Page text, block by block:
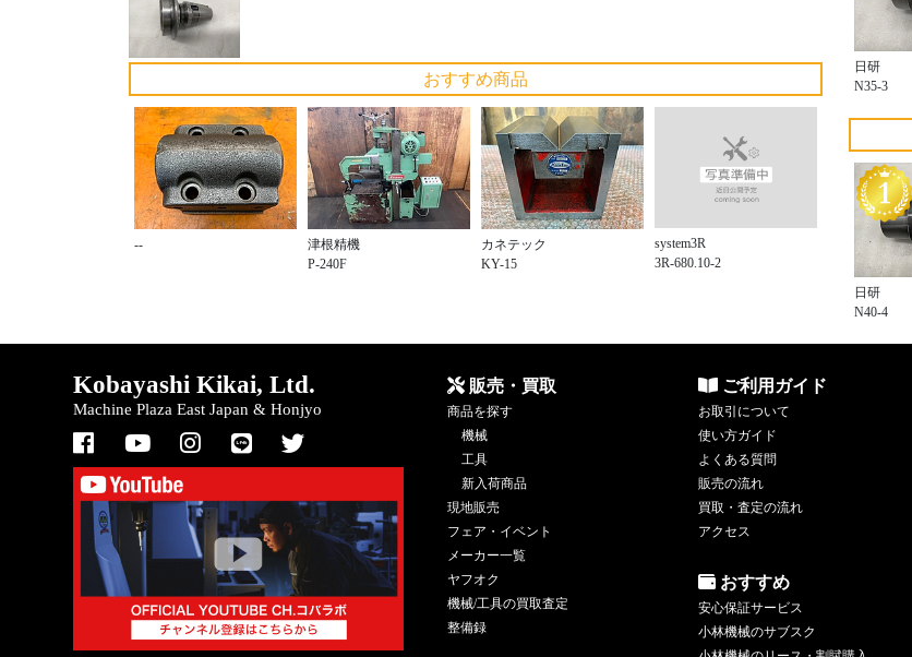
おすすめ商品
--
津根精機
P-240F
カネテック
KY-15
system3R
3R-680.10-2
日研
N35-3
日研
N40-4
Kobayashi Kikai, Ltd.
Machine Plaza East Japan & Honjyo
販売・買取
商品を探す
機械
工具
新入荷商品
現地販売
フェア・イベント
メーカー一覧
ヤフオク
機械/工具の買取査定
整備録
ご利用ガイド
お取引について
使い方ガイド
よくある質問
販売の流れ
買取・査定の流れ
アクセス
おすすめ
安心保証サービス
小林機械のサブスク